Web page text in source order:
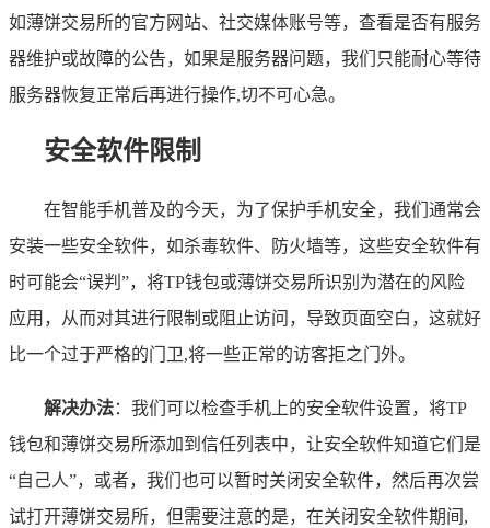
如薄饼交易所的官方网站、社交媒体账号等，查看是否有服务
器维护或故障的公告，如果是服务器问题，我们只能耐心等待
服务器恢复正常后再进行操作,切不可心急。
安全软件限制
在智能手机普及的今天，为了保护手机安全，我们通常会
安装一些安全软件，如杀毒软件、防火墙等，这些安全软件有
时可能会“误判”，将TP钱包或薄饼交易所识别为潜在的风险
应用，从而对其进行限制或阻止访问，导致页面空白，这就好
比一个过于严格的门卫,将一些正常的访客拒之门外。
解决办法：我们可以检查手机上的安全软件设置，将TP
钱包和薄饼交易所添加到信任列表中，让安全软件知道它们是
“自己人”，或者，我们也可以暂时关闭安全软件，然后再次尝
试打开薄饼交易所，但需要注意的是，在关闭安全软件期间,